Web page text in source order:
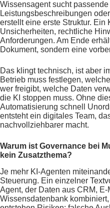
Wissensagent sucht
Leistungsbeschreibungen
erstellt eine erste Struktur. Ein
Unsicherheiten, rechtliche
Anforderungen. Am Ende
Dokument, sondern eine
Das klingt technisch, ist aber
Betrieb muss festlegen,
wer freigibt, welche Daten
die KI stoppen muss. Ohne
Automatisierung schnell
entsteht ein digitales Team,
nachvollziehbarer macht.
Warum ist Governance bei
kein Zusatzthema?
Je mehr KI-Agenten
Steuerung. Ein einzelner
Agent, der Daten aus CRM,
Wissensdatenbank